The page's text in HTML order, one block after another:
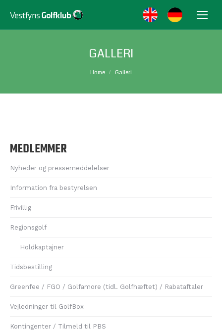
GALLERI
Home Galleri
MEDLEMMER
Nyheder og pressemeddelelser
Information fra bestyrelsen
Frivillig
Regionsgolf
Holdkaptajner
Tidsbestilling
Greenfee / FGO / Golfamore (tidl. Golfhæftet) / Rabataftaler
Vejledninger til GolfBox
Kontingenter / Tilmeld til PBS